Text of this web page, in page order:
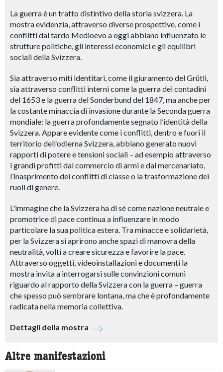
La guerra è un tratto distintivo della storia svizzera. La
mostra evidenzia, attraverso diverse prospettive, come i
conflitti dal tardo Medioevo a oggi abbiano influenzato le
strutture politiche, gli interessi economici e gli equilibri
sociali della Svizzera.
Sia attraverso miti identitari, come il giuramento del Grütli,
sia attraverso conflitti interni come la guerra dei contadini
del 1653 e la guerra del Sonderbund del 1847, ma anche per
la costante minaccia di invasione durante la Seconda guerra
mondiale: la guerra profondamente segnato l’identità della
Svizzera. Appare evidente come i conflitti, dentro e fuori il
territorio dell’odierna Svizzera, abbiano generato nuovi
rapporti di potere e tensioni sociali – ad esempio attraverso
i grandi profitti dal commercio di armi e dal mercenariato,
l’inasprimento dei conflitti di classe o la trasformazione dei
ruoli di genere.
L'immagine che la Svizzera ha di sé come nazione neutrale e
promotrice di pace continua a influenzare in modo
particolare la sua politica estera. Tra minacce e solidarietà,
per la Svizzera si aprirono anche spazi di manovra della
neutralità, volti a creare sicurezza e favorire la pace.
Attraverso oggetti, videoinstallazioni e documenti la
mostra invita a interrogarsi sulle convinzioni comuni
riguardo al rapporto della Svizzera con la guerra – guerra
che spesso può sembrare lontana, ma che è profondamente
radicata nella memoria collettiva.
Dettagli della mostra
Altre manifestazioni